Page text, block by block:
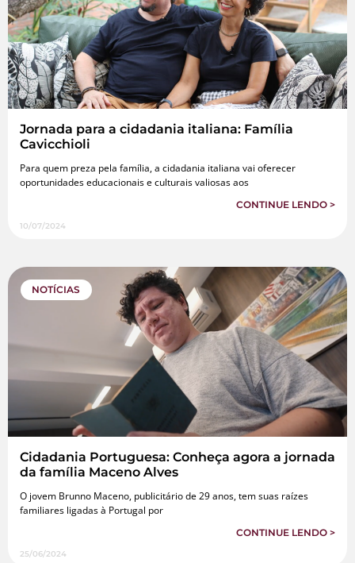
Jornada para a cidadania italiana: Família
Cavicchioli
Para quem preza pela família, a cidadania italiana vai oferecer
oportunidades educacionais e culturais valiosas aos
CONTINUE LENDO >
10/07/2024
NOTÍCIAS
Cidadania Portuguesa: Conheça agora a jornada
da família Maceno Alves
O jovem Brunno Maceno, publicitário de 29 anos, tem suas raízes
familiares ligadas à Portugal por
CONTINUE LENDO >
25/06/2024